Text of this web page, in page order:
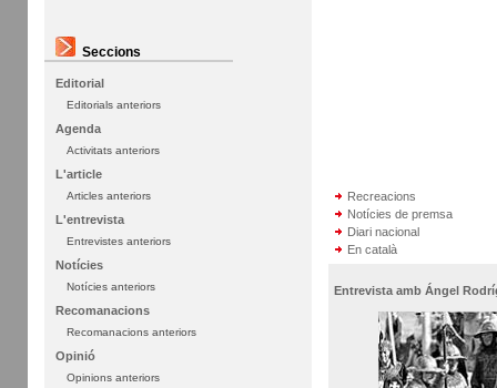
Seccions
Editorial
Editorials anteriors
Agenda
Activitats anteriors
L'article
Articles anteriors
L'entrevista
Entrevistes anteriors
Notícies
Notícies anteriors
Recomanacions
Recomanacions anteriors
Opinió
Opinions anteriors
Recreacions
Notícies de premsa
Diari nacional
En català
Entrevista amb Ángel